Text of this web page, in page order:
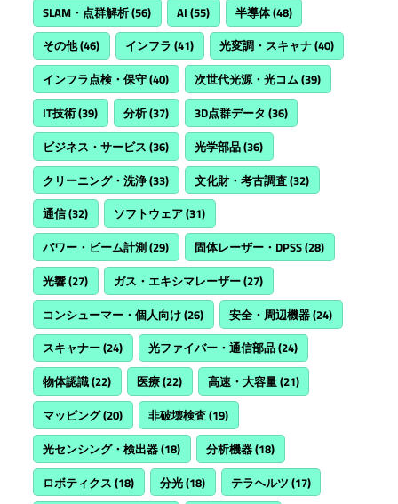
SLAM・点群解析(56) AI (55) 半導体(48)
その他(46) インフラ (41) 光変調・スキャナ(40)
インフラ点検・保守(40) 次世代光源・光コム(39)
IT技術(39) 分析(37) 3D点群データ (36)
ビジネス・サービス (36) 光学部品(36)
クリーニング・洗浄(33) 文化財・考古調査(32)
通信(32) ソフトウェア(31)
パワー・ビーム計測(29) 固体レーザー・DPSS(28)
光響(27) ガス・エキシマレーザー(27)
コンシューマー・個人向け(26) 安全・周辺機器(24)
スキャナー(24) 光ファイバー・通信部品(24)
物体認識(22) 医療(22) 高速・大容量(21)
マッピング(20) 非破壊検査(19)
光センシング・検出器(18) 分析機器(18)
ロボティクス (18) 分光(18) テラヘルツ (17)